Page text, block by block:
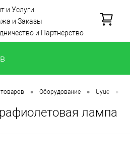
и Услуги
и Заказы
и Партнёрство
• Оборудование • Uyue •
лампа